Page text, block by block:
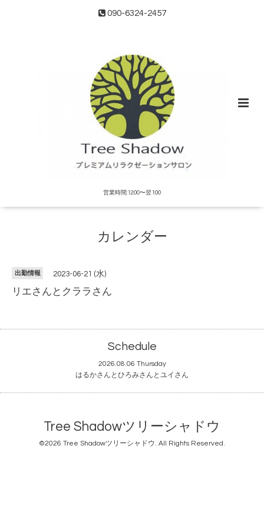
090-6324-2457
営業時間:12:00〜翌1:00
カレンダー
出勤情報 2023-06-21 (水)
リエさんとクララさん
Schedule
2026.08.06 Thursday
はるかさんとひろみさんとユイさん
Tree Shadowツリーシャドウ
©2026 Tree Shadowツリーシャドウ. All Rights Reserved.